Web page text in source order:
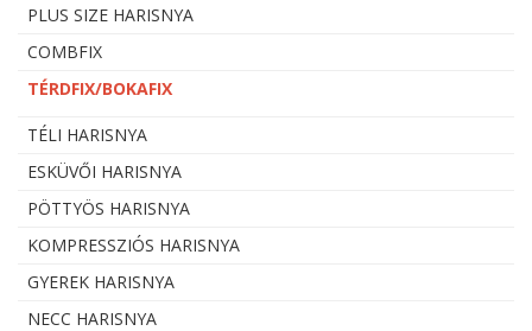
PLUS SIZE HARISNYA
COMBFIX
TÉRDFIX/BOKAFIX
TÉLI HARISNYA
ESKÜVŐI HARISNYA
PÖTTYÖS HARISNYA
KOMPRESSZIÓS HARISNYA
GYEREK HARISNYA
NECC HARISNYA